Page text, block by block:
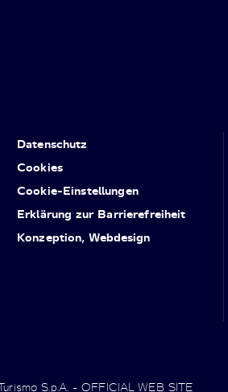
Datenschutz
Cookies
Cookie-Einstellungen
Erklärung zur Barrierefreiheit
Konzeption, Webdesign
S.p.A. - OFFICIAL WEB SITE